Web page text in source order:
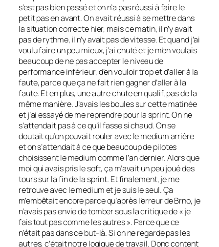
s’est pas bien passé et on n’a pas réussi à faire le
petit pas en avant. On avait réussi à se mettre dans
la situation correcte hier, mais ce matin, il n’y avait
pas de rythme, il n’y avait pas de vitesse. Et quand j’ai
voulu faire un peu mieux, j’ai chuté et je m’en voulais
beaucoup de ne pas accepter le niveau de
performance inférieur, d’en vouloir trop et d’aller à la
faute, parce que ça ne fait rien gagner d’aller à la
faute. Et en plus, une autre chute en qualif, pas de la
même manière. J’avais les boules sur cette matinée
et j’ai essayé de me reprendre pour la sprint. On ne
s’attendait pas à ce qu’il fasse si chaud. On se
doutait qu’on pouvait rouler avec le medium arrière
et on s’attendait à ce que beaucoup de pilotes
choisissent le medium comme l’an dernier. Alors que
moi qui avais pris le soft, ça m’avait un peu joué des
tours sur la fin de la sprint. Et finalement, je me
retrouve avec le medium et je suis le seul. Ça
m’embêtait encore parce qu’après l’erreur de Brno, je
n’avais pas envie de tomber sous la critique de « je
fais tout pas comme les autres ». Parce que ce
n’était pas dans ce but-là. Si on ne regarde pas les
autres, c’était notre logique de travail. Donc content